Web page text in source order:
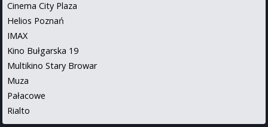
Cinema City Plaza
Helios Poznań
IMAX
Kino Bułgarska 19
Multikino Stary Browar
Muza
Pałacowe
Rialto